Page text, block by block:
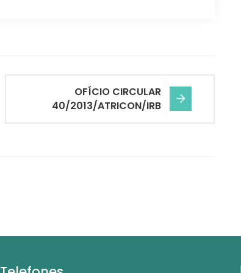
OFÍCIO CIRCULAR
40/2013/ATRICON/IRB